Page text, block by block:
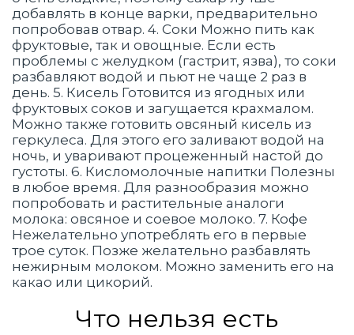
добавлять в конце варки, предварительно
попробовав отвар. 4. Соки Можно пить как
фруктовые, так и овощные. Если есть
проблемы с желудком (гастрит, язва), то соки
разбавляют водой и пьют не чаще 2 раз в
день. 5. Кисель Готовится из ягодных или
фруктовых соков и загущается крахмалом.
Можно также готовить овсяный кисель из
геркулеса. Для этого его заливают водой на
ночь, и уваривают процеженный настой до
густоты. 6. Кисломолочные напитки Полезны
в любое время. Для разнообразия можно
попробовать и растительные аналоги
молока: овсяное и соевое молоко. 7. Кофе
Нежелательно употреблять его в первые
трое суток. Позже желательно разбавлять
нежирным молоком. Можно заменить его на
какао или цикорий.
Что нельзя есть